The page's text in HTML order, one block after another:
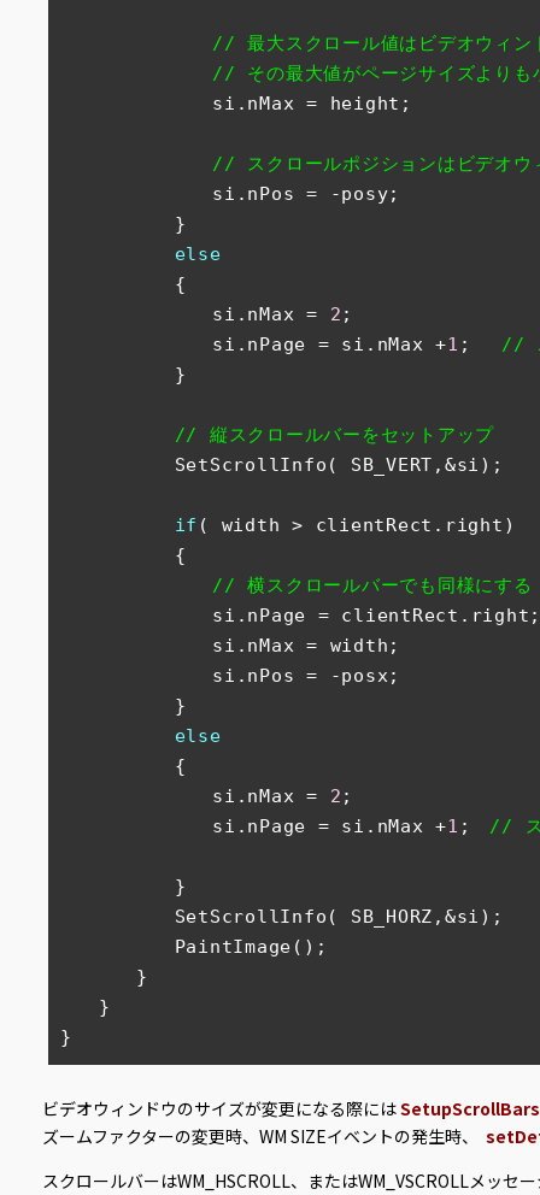
// 最大スクロール値はビデオウィン
// その最大値がページサイズよりも
si.nMax = height;
// スクロールポジションはビデオウ
si.nPos = -posy;
}
else
{
si.nMax = 2 ;
si.nPage = si.nMax +1 ; //
}
// 縦スクロールバーをセットアップ
SetScrollInfo( SB_VERT,&si);
if ( width >
{
// 横スクロールバーでも同様にする
si.nPage = clientRect.right;
si.nMax = width;
si.nPos = -posx;
}
else
{
si.nMax = 2 ;
si.nPage = si.nMax +1 ; // ス
}
SetScrollInfo( SB_HORZ,&si);
PaintImage();
}
}
}
ビデオウィンドウのサイズが変更になる際にはSetupScrollBars
ズームファクターの変更時、WM SIZEイベントの発生時、
スクロールバーはWM_HSCROLL、またはWM_VSCROLLメッセ